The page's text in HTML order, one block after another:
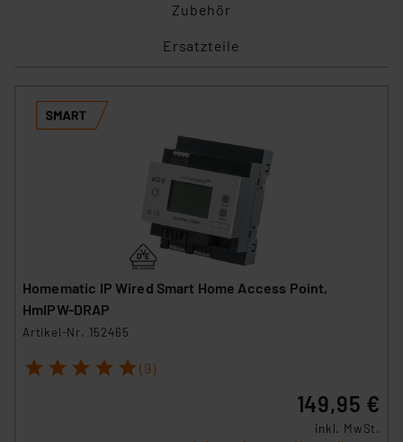
Zubehör
Ersatzteile
Homematic IP Wired Smart Home Access Point,
HmIPW-DRAP
Artikel-Nr. 152465
1 2 3 4 5 (9)
149,95 €
inkl. MwSt.